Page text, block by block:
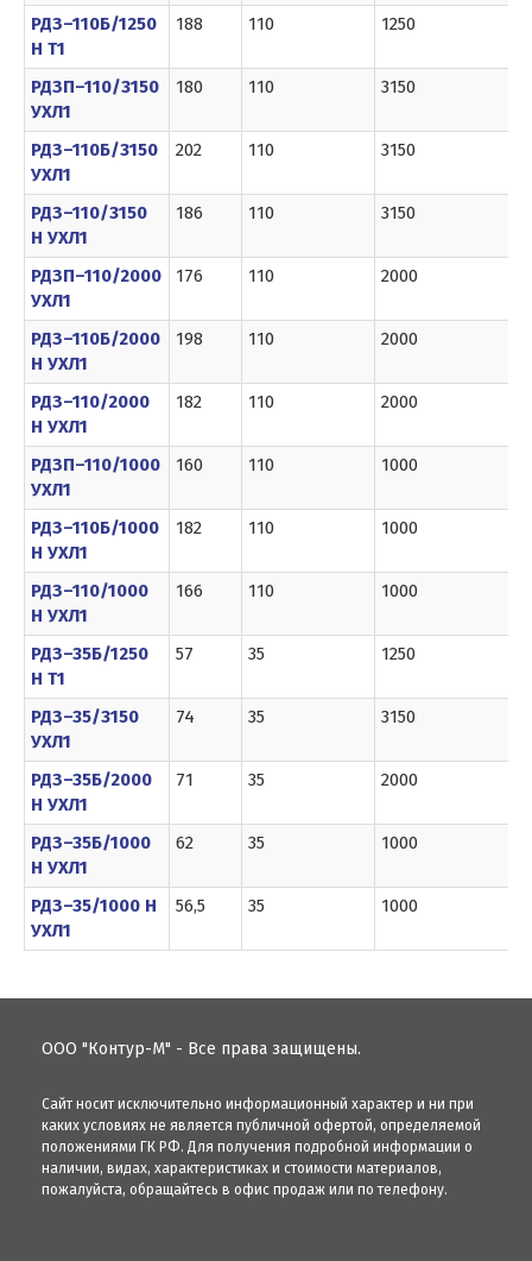
РДЗ–110Б/1250
Н Т1
188 110 1250
РДЗП–110/3150
УХЛ1
180 110 3150
РДЗ–110Б/3150
УХЛ1
202 110 3150
РДЗ–110/3150
Н УХЛ1
186 110 3150
РДЗП–110/2000
УХЛ1
176 110 2000
РДЗ–110Б/2000
Н УХЛ1
198 110 2000
РДЗ–110/2000
Н УХЛ1
182 110 2000
РДЗП–110/1000
УХЛ1
160 110 1000
РДЗ–110Б/1000
Н УХЛ1
182 110 1000
РДЗ–110/1000
Н УХЛ1
166 110 1000
РДЗ–35Б/1250
Н Т1
57 35 1250
РДЗ–35/3150
УХЛ1
74 35 3150
РДЗ–35Б/2000
Н УХЛ1
71 35 2000
РДЗ–35Б/1000
Н УХЛ1
62 35 1000
РДЗ–35/1000 Н
УХЛ1
56,5 35 1000
ООО "Контур-М" - Все права защищены.
Сайт носит исключительно информационный характер и ни при
каких условиях не является публичной офертой, определяемой
положениями ГК РФ. Для получения подробной информации о
наличии, видах, характеристиках и стоимости материалов,
пожалуйста, обращайтесь в офис продаж или по телефону.